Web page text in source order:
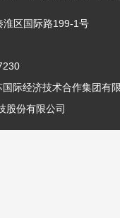
淮区国际路199-1号
际经济技术合作集团有
股份有限公司